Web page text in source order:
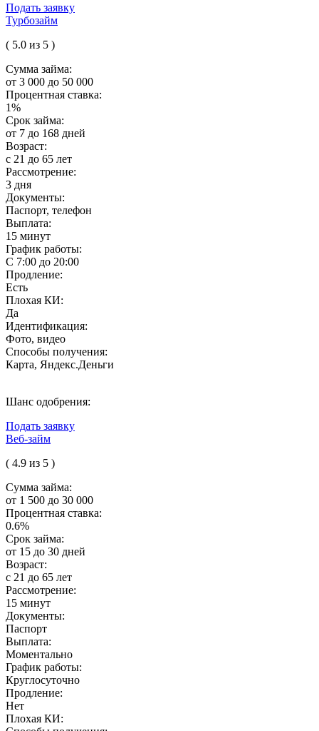
Подать заявку
Турбозайм
( 5.0 из 5 )
Сумма займа:
от 3 000 до 50 000
Процентная ставка:
1%
Срок займа:
от 7 до 168 дней
Возраст:
с 21 до 65 лет
Рассмотрение:
3 дня
Документы:
Паспорт, телефон
Выплата:
15 минут
График работы:
С 7:00 до 20:00
Продление:
Есть
Плохая КИ:
Да
Идентификация:
Фото, видео
Способы получения:
Карта, Яндекс.Деньги
Шанс одобрения:
Подать заявку
Веб-займ
( 4.9 из 5 )
Сумма займа:
от 1 500 до 30 000
Процентная ставка:
0.6%
Срок займа:
от 15 до 30 дней
Возраст:
с 21 до 65 лет
Рассмотрение:
15 минут
Документы:
Паспорт
Выплата:
Моментально
График работы:
Круглосуточно
Продление:
Нет
Плохая КИ: